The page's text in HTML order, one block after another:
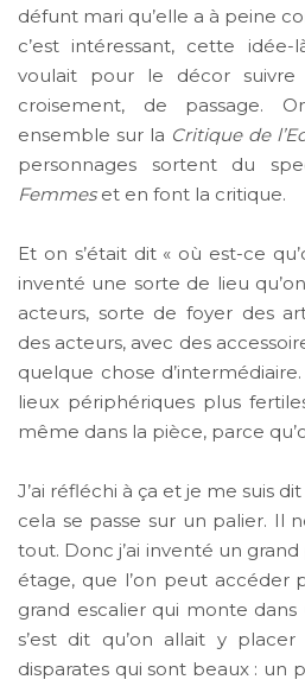
défunt mari qu’elle a à peine
c’est intéressant, cette
voulait pour le décor
croisement, de passage.
ensemble sur la Critique de
personnages sortent du
Femmes et en font la critique.
Et on s’était dit « où est-ce
inventé une sorte de lieu
acteurs, sorte de foyer des
des acteurs, avec des
quelque chose
lieux périphériques plus
même dans la pièce, parce
J’ai réfléchi à ça et je me suis
cela se passe sur un palier. Il
tout. Donc j’ai inventé un
étage, que l’on peut accéder
grand escalier qui monte
s’est dit qu’on allait y
disparates qui sont beaux : un